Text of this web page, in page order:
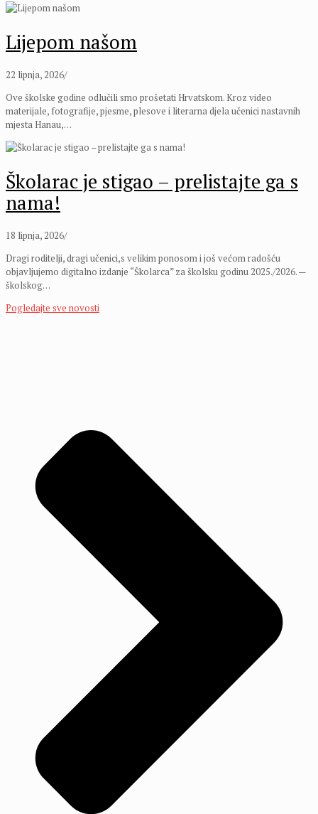
Lijepom našom
22 lipnja, 2026/
Ove školske godine odlučili smo prošetati Hrvatskom. Kroz video
materijale, fotografije, pjesme, plesove i literarna djela učenici nastavnih
mjesta Hanau,…
Školarac je stigao – prelistajte ga s
nama!
18 lipnja, 2026/
Dragi roditelji, dragi učenici,s velikim ponosom i još većom radošću
objavljujemo digitalno izdanje “Školarca” za školsku godinu 2025./2026. —
školskog…
Pogledajte sve novosti